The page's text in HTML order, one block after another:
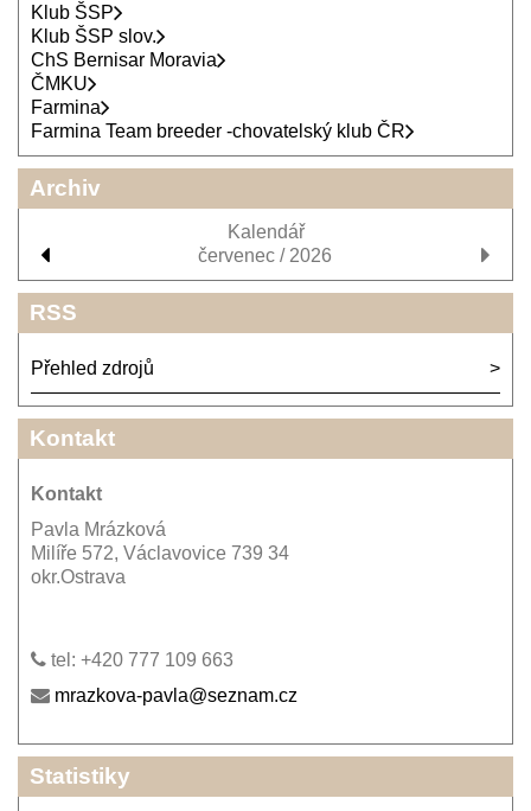
Klub ŠSP
Klub ŠSP slov.
ChS Bernisar Moravia
ČMKU
Farmina
Farmina Team breeder -chovatelský klub ČR
Archiv
Kalendář
červenec / 2026
RSS
Přehled zdrojů
Kontakt
Kontakt
Pavla Mrázková
Milíře 572, Václavovice 739 34
okr.Ostrava
tel: +420 777 109 663
mrazkova-pavla@seznam.cz
Statistiky